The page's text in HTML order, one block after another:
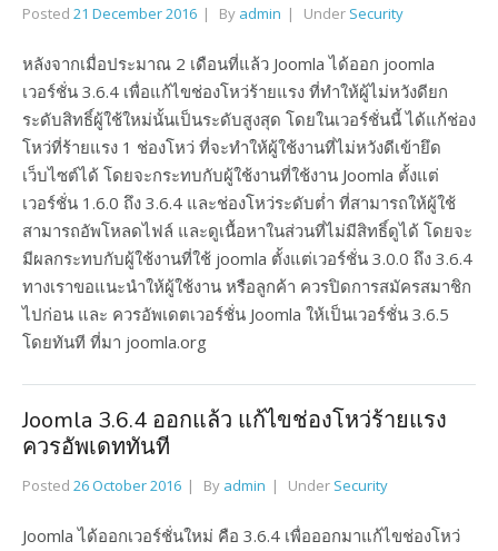
Posted 21 December 2016 By admin Under Security
หลังจากเมื่อประมาณ 2 เดือนที่แล้ว Joomla ได้ออก joomla
เวอร์ชั่น 3.6.4 เพื่อแก้ไขช่องโหว่ร้ายแรง ที่ทำให้ผู้ไม่หวังดียก
ระดับสิทธิ์ผู้ใช้ใหม่นั้นเป็นระดับสูงสุด โดยในเวอร์ชั่นนี้ ได้แก้ช่อง
โหว่ที่ร้ายแรง 1 ช่องโหว่ ที่จะทำให้ผู้ใช้งานที่ไม่หวังดีเข้ายึด
เว็บไซต์ได้ โดยจะกระทบกับผู้ใช้งานที่ใช้งาน Joomla ตั้งแต่
เวอร์ชั่น 1.6.0 ถึง 3.6.4 และช่องโหว่ระดับต่ำ ที่สามารถให้ผู้ใช้
สามารถอัพโหลดไฟล์ และดูเนื้อหาในส่วนที่ไม่มีสิทธิ์ดูได้ โดยจะ
มีผลกระทบกับผู้ใช้งานที่ใช้ joomla ตั้งแต่เวอร์ชั่น 3.0.0 ถึง 3.6.4
ทางเราขอแนะนำให้ผู้ใช้งาน หรือลูกค้า ควรปิดการสมัครสมาชิก
ไปก่อน และ ควรอัพเดตเวอร์ชั่น Joomla ให้เป็นเวอร์ชั่น 3.6.5
โดยทันที ที่มา joomla.org
Joomla 3.6.4 ออกแล้ว แก้ไขช่องโหว่ร้ายแรง
ควรอัพเดททันที
Posted 26 October 2016 By admin Under Security
Joomla ได้ออกเวอร์ชั่นใหม่ คือ 3.6.4 เพื่อออกมาแก้ไขช่องโหว่